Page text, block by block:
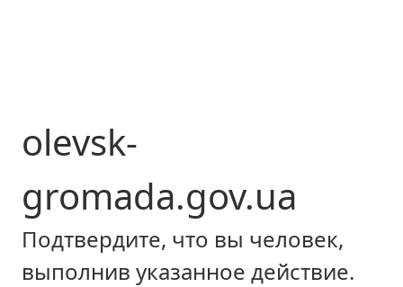
olevsk-
gromada.gov.ua
Подтвердите, что вы человек,
выполнив указанное действие.